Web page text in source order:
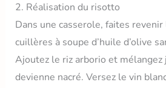
2. Réalisation du risotto
Dans une casserole, faites revenir
cuillères à soupe d’huile d’olive
Ajoutez le riz arborio et mélangez
devienne nacré. Versez le vin